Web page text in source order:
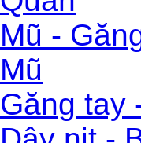
Mũ -
Mũ
Găng tay